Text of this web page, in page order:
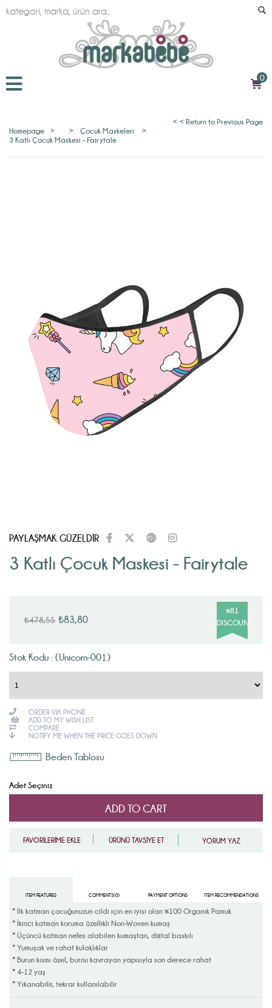
0
< < Return to Previous Page
Homepage
> > Çocuk Maskeleri
>
3 Katlı Çocuk Maskesi - Fairytale
PAYLAŞMAK GÜZELDİR
3 Katlı Çocuk Maskesi - Fairytale
₺478,55 ₺83,80
%81
DISCOUNT
Stok Kodu : (Unicorn-001)
ORDER VIA PHONE
ADD TO MY WISH LIST
COMPARE
NOTIFY ME WHEN THE PRICE GOES DOWN
Beden Tablosu
Adet Seçiniz
ÜRÜNÜ TAVSİYE ET
FAVORİLERİME EKLE YORUM YAZ
ITEM FEATURES COMMENTS(0) PAYMENT OPTIONS ITEM RECOMMENDATIONS
* İlk katman çocuğunuzun cildi için en iyisi olan %100 Organik Pamuk
* İkinci katman koruma özellikli Non-Woven kumaş
* Üçüncü katman nefes alabilen kumaştan, dijital baskılı
* Yumuşak ve rahat kulaklıklar
* Burun kısmı özel, burnu kavrayan yapısıyla son derece rahat
* 4-12 yaş
* Yıkanabilir, tekrar kullanılabilir